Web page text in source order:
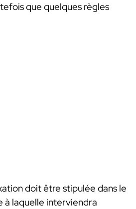
que quelques règles
doit être stipulée dans le
à laquelle interviendra